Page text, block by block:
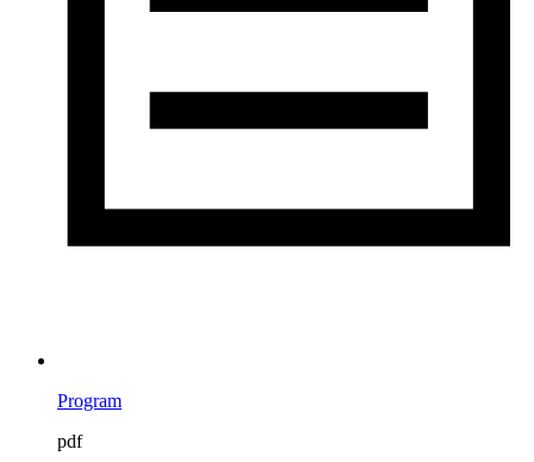
Program
pdf